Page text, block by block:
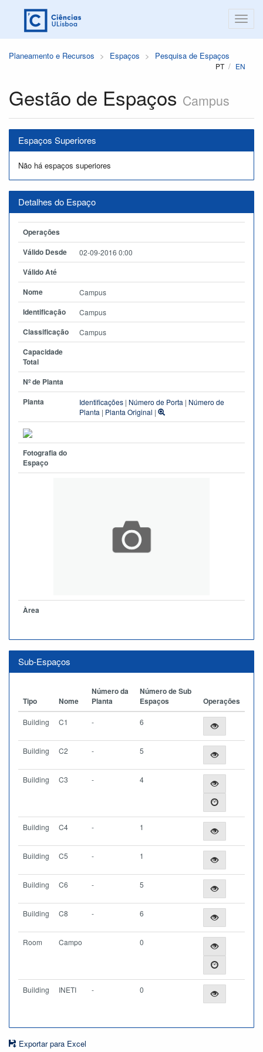
Planeamento e Recursos Espaços Pesquisa de Espaços
PT EN
Gestão de Espaços Campus
Espaços Superiores
Não há espaços superiores
Detalhes do Espaço
Operações
Válido Desde
02-09-2016 0:00
Válido Até
Nome
Campus
Identificação Campus
Classificação Campus
Capacidade
Total
Nº de Planta
Planta
Identificações | Número de Porta | Número de
Planta | Planta Original |
Fotografia do
Espaço
Àrea
Sub-Espaços
Tipo Nome
Número da
Planta
Número de Sub
Espaços
Operações
Building C1 - 6
Building C2 - 5
Building C3 - 4
Building C4 - 1
Building C5 - 1
Building C6 - 5
Building C8 - 6
Room Campo 0
Building INETI - 0
Exportar para Excel